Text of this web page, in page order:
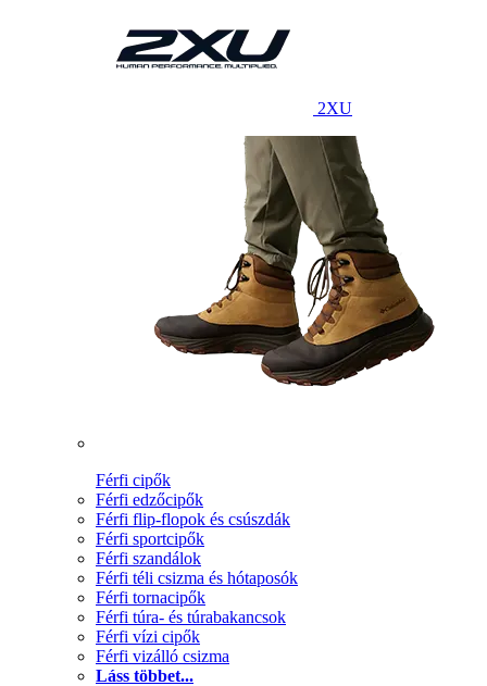
2XU
Férfi cipők
Férfi edzőcipők
Férfi flip-flopok és csúszdák
Férfi sportcipők
Férfi szandálok
Férfi téli csizma és hótaposók
Férfi tornacipők
Férfi túra- és túrabakancsok
Férfi vízi cipők
Férfi vizálló csizma
Láss többet...